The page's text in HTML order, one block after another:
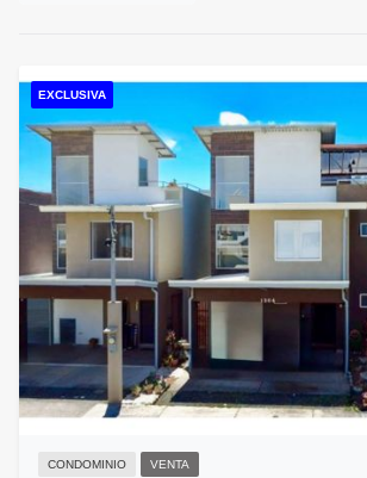
EXCLUSIVA
CONDOMINIO VENTA